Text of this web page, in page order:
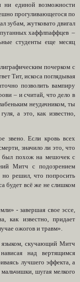
ни единой возможности
прогуливающегося по
зубам, жутковато двигал
хаффлпаффцев –
студенты еще месяц
почерком с
Тит, искоса поглядывая
позволить вампиру
– и считай, что дело в
неудачником, ты
а это, как известно,
звено. Если кровь всех
значило ли это, что
был похож на мешочек с
Митч с подозрением
но решил, что попросить
будет всё же не слишком
- завершая свое эссе,
как известно, придает
ожогов и травм».
языком, скучающий Митч
над вертящимся
лучшего эффекта, а
шугая мелкого